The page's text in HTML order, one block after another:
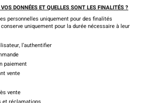
DONNÉES ET QUELLES SONT LES FINALITÉS ?
personnelles uniquement pour des finalités
uniquement pour la durée nécessaire à leur
l’authentifier
paiement
vente
vente